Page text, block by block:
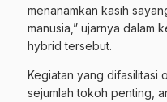
menanamkan kasih
manusia,” ujarnya dalam
hybrid tersebut.
Kegiatan yang difasilitasi
sejumlah tokoh penting,